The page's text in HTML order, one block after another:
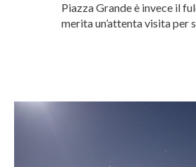
Piazza Grande è invece il
merita un’attenta visita